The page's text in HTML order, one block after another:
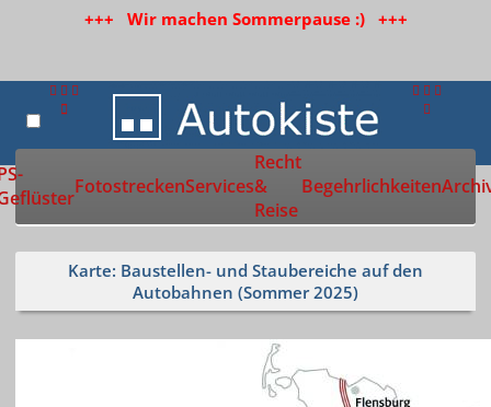
+++ Wir machen Sommerpause :) +++
Zur Startseite
FotostreckenServices
Recht
&
Reise
Begehrlichkeiten
Karte: Baustellen- und Staubereiche auf den
Autobahnen (Sommer 2025)